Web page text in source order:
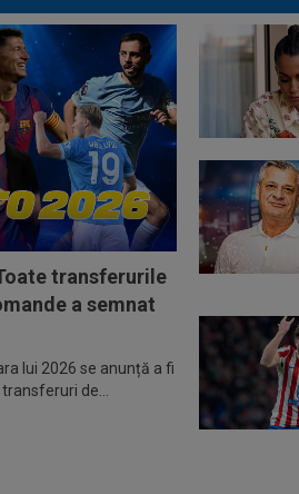
transferurile
a semnat
lui 2026 se anunță a fi
de...